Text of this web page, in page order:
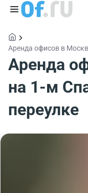
Аренда офисов в
Аренда
на 1-м
переулке